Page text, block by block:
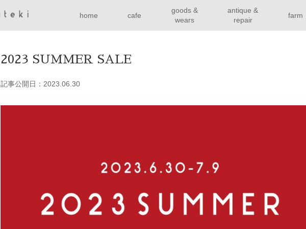
home cafe
goods &
wears
antique &
repair
farm
2023 SUMMER SALE
記事公開日：2023.06.30